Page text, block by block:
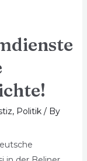
, Politik/ By